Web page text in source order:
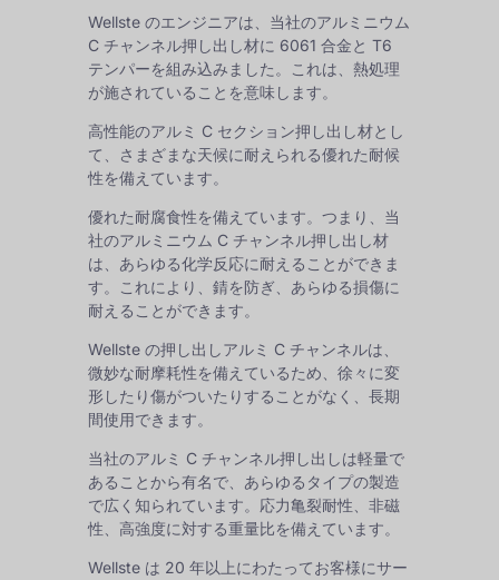
Wellste のエンジニアは、当社のアルミニウム
C チャンネル押し出し材に 6061 合金と T6
テンパーを組み込みました。これは、熱処理
が施されていることを意味します。
高性能のアルミ C セクション押し出し材とし
て、さまざまな天候に耐えられる優れた耐候
性を備えています。
優れた耐腐食性を備えています。つまり、当
社のアルミニウム C チャンネル押し出し材
は、あらゆる化学反応に耐えることができま
す。これにより、錆を防ぎ、あらゆる損傷に
耐えることができます。
Wellste の押し出しアルミ C チャンネルは、
微妙な耐摩耗性を備えているため、徐々に変
形したり傷がついたりすることがなく、長期
間使用できます。
当社のアルミ C チャンネル押し出しは軽量で
あることから有名で、あらゆるタイプの製造
で広く知られています。応力亀裂耐性、非磁
性、高強度に対する重量比を備えています。
Wellste は 20 年以上にわたってお客様にサー